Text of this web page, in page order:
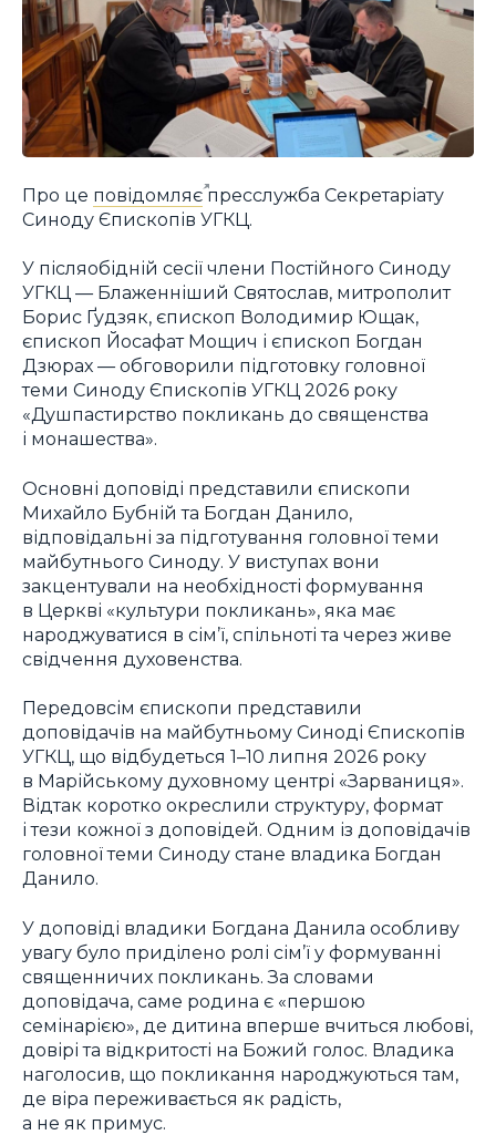
Про це повідомляєпресслужба Секретаріату
Синоду Єпископів УГКЦ.
У післяобідній сесії члени Постійного Синоду
УГКЦ — Блаженніший Святослав, митрополит
Борис Ґудзяк, єпископ Володимир Ющак,
єпископ Йосафат Мощич і єпископ Богдан
Дзюрах — обговорили підготовку головної
теми Синоду Єпископів УГКЦ 2026 року
«Душпастирство покликань до священства
і монашества».
Основні доповіді представили єпископи
Михайло Бубній та Богдан Данило,
відповідальні за підготування головної теми
майбутнього Синоду. У виступах вони
закцентували на необхідності формування
в Церкві «культури покликань», яка має
народжуватися в сім’ї, спільноті та через живе
свідчення духовенства.
Передовсім єпископи представили
доповідачів на майбутньому Синоді Єпископів
УГКЦ, що відбудеться 1–10 липня 2026 року
в Марійському духовному центрі «Зарваниця».
Відтак коротко окреслили структуру, формат
і тези кожної з доповідей. Одним із доповідачів
головної теми Синоду стане владика Богдан
Данило.
У доповіді владики Богдана Данила особливу
увагу було приділено ролі сім’ї у формуванні
священничих покликань. За словами
доповідача, саме родина є «першою
семінарією», де дитина вперше вчиться любові,
довірі та відкритості на Божий голос. Владика
наголосив, що покликання народжуються там,
де віра переживається як радість,
а не як примус.